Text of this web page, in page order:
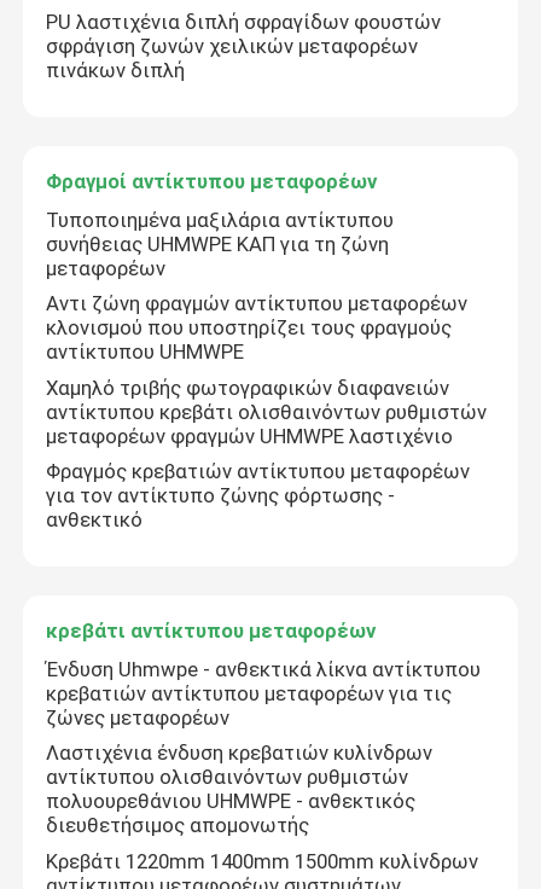
Ποιοτικός έλεγχος
Νέα
Κεραμικό σκάφος της γραμμής ένδυσης
Κεραμικό σκάφος της γραμμής αλουμίνας
κεραμικό μονωτικό περίβλημα τροχαλιών
Μονωτικό περίβλημα τροχαλιών μεταφορέων
διπλός πίνακας φουστών σφραγίδων
Φραγμοί αντίκτυπου μεταφορέων
κρεβάτι αντίκτυπου μεταφορέων
φύλλο πολυουρεθάνιου
PU λαστιχένια διπλή σφραγίδων φουστών
σφράγιση ζωνών χειλικών μεταφορέων
πινάκων διπλή
Φραγμοί αντίκτυπου μεταφορέων
Τυποποιημένα μαξιλάρια αντίκτυπου
συνήθειας UHMWPE ΚΑΠ για τη ζώνη
μεταφορέων
Αντι ζώνη φραγμών αντίκτυπου μεταφορέων
κλονισμού που υποστηρίζει τους φραγμούς
αντίκτυπου UHMWPE
Χαμηλό τριβής φωτογραφικών διαφανειών
αντίκτυπου κρεβάτι ολισθαινόντων ρυθμιστών
μεταφορέων φραγμών UHMWPE λαστιχένιο
Φραγμός κρεβατιών αντίκτυπου μεταφορέων
για τον αντίκτυπο ζώνης φόρτωσης -
ανθεκτικό
κρεβάτι αντίκτυπου μεταφορέων
Ένδυση Uhmwpe - ανθεκτικά λίκνα αντίκτυπου
κρεβατιών αντίκτυπου μεταφορέων για τις
ζώνες μεταφορέων
Λαστιχένια ένδυση κρεβατιών κυλίνδρων
αντίκτυπου ολισθαινόντων ρυθμιστών
πολυουρεθάνιου UHMWPE - ανθεκτικός
διευθετήσιμος απομονωτής
Κρεβάτι 1220mm 1400mm 1500mm κυλίνδρων